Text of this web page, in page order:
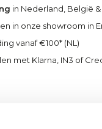
in Nederland, België
in onze showroom in
vanaf €100* (NL)
met Klarna, IN3 of
over dit product?